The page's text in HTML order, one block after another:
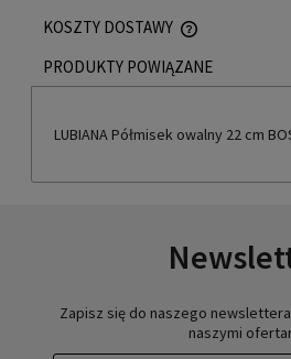
KOSZTY DOSTAWY
CENA NIE ZAWIERA EWENTUALNYCH
PRODUKTY POWIĄZANE
LUBIANA Półmisek owalny 22 cm
Zapisz się do naszego
naszymi